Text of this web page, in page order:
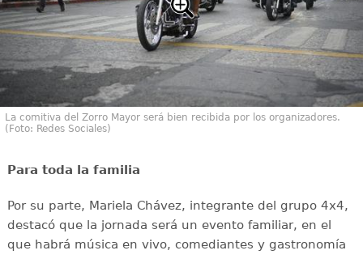
La comitiva del Zorro Mayor será bien recibida por los organizadores.
(Foto: Redes Sociales)
Para toda la familia
Por su parte, Mariela Chávez, integrante del grupo 4x4,
destacó que la jornada será un evento familiar, en el
que habrá música en vivo, comediantes y gastronomía